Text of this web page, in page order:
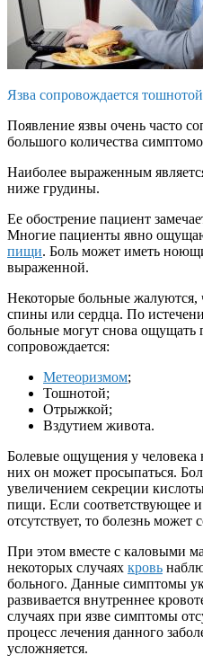
Язва сопровождается
Появление язвы очень часто
большого количества
Наиболее выраженным
ниже грудины.
Ее обострение пациент
Многие пациенты явно
пищи. Боль может иметь
выраженной.
Некоторые больные жалуются,
спины или сердца. По
больные могут снова ощущать
сопровождается:
Метеоризмом;
Тошнотой;
Отрыжкой;
Вздутием живота.
Болевые ощущения у человека
них он может просыпаться.
увеличением секреции
пищи. Если соответствующее
отсутствует, то болезнь может
При этом вместе с каловыми
некоторых случаях кровь
больного. Данные симптомы
развивается внутреннее
случаях при язве симптомы
процесс лечения данного
усложняется.